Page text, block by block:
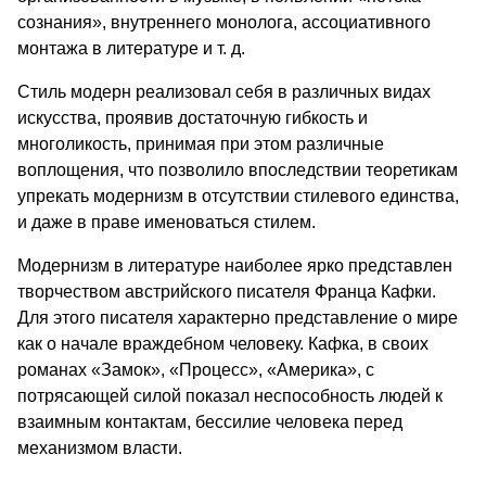
сознания», внутреннего монолога, ассоциативного
монтажа в литературе и т. д.
Стиль модерн реализовал себя в различных видах
искусства, проявив достаточную гибкость и
многоликость, принимая при этом различные
воплощения, что позволило впоследствии теоретикам
упрекать модернизм в отсутствии стилевого единства,
и даже в праве именоваться стилем.
Модернизм в литературе наиболее ярко представлен
творчеством австрийского писателя Франца Кафки.
Для этого писателя характерно представление о мире
как о начале враждебном человеку. Кафка, в своих
романах «Замок», «Процесс», «Америка», с
потрясающей силой показал неспособность людей к
взаимным контактам, бессилие человека перед
механизмом власти.